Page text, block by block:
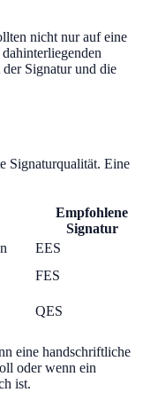
nicht nur auf eine
der Signatur und die
Signaturqualität. Eine
Empfohlene
Signatur
EES
FES
QES
eine handschriftliche
oder wenn ein
ist.